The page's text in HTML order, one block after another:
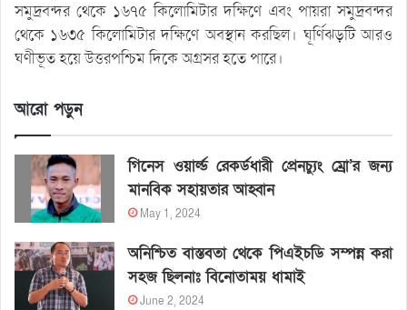
সমুদ্রবন্দর থেকে ১৬৭৫ কিলোমিটার দক্ষিণে এবং পায়রা সমুদ্রবন্দর
থেকে ১৬৩৫ কিলোমিটার দক্ষিণে অবস্থান করছিল। ঘূর্ণিঝড়টি আরও
ঘণীভূত হয়ে উত্তরপশ্চিম দিকে অগ্রসর হতে পারে।
আরো পড়ুন
গিনেস ওয়ার্ল্ড রেকর্ডধারী প্রেনচ্যুং ম্রো’র জন্য
মানবিক সহায়তার আহ্বান
May 1, 2024
অনিশ্চিত বাস্তবতা থেকে পিএইচডি সম্পন্ন করা
সহজ ছিলনাঃ বিনোতাময় ধামাই
June 2, 2024